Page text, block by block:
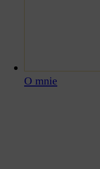
O mnie